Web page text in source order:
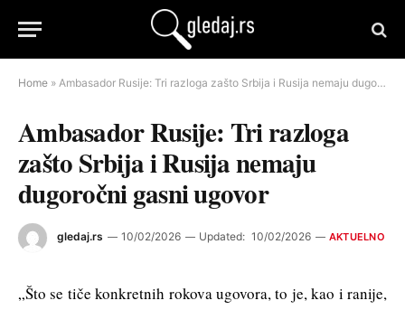
Home » Ambasador Rusije: Tri razloga zašto Srbija i Rusija nemaju dugoročni gasni ugovor
Ambasador Rusije: Tri razloga
zašto Srbija i Rusija nemaju
dugoročni gasni ugovor
gledaj.rs 10/02/2026 Updated: 10/02/2026 AKTUELNO
„Što se tiče konkretnih rokova ugovora, to je, kao i ranije,